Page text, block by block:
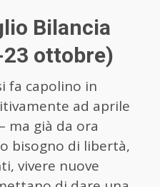
Bilancia
ottobre)
fa capolino in
ad aprile
ma già da ora
bisogno di libertà,
vivere nuove